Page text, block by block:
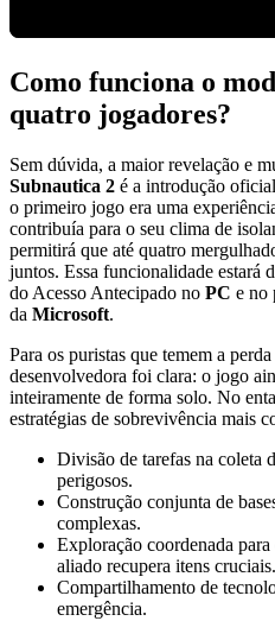
Como funciona o
quatro jogadores?
Sem dúvida, a maior revelação e
Subnautica 2 é a introdução
o primeiro jogo era uma
contribuía para o seu clima de
permitirá que até quatro
juntos. Essa funcionalidade estará
do Acesso Antecipado no PC e no
da Microsoft.
Para os puristas que temem a
desenvolvedora foi clara: o jogo
inteiramente de forma solo. No
estratégias de sobrevivência mais
Divisão de tarefas na coleta
perigosos.
Construção conjunta de
complexas.
Exploração coordenada
aliado recupera itens cruciais.
Compartilhamento de
emergência.